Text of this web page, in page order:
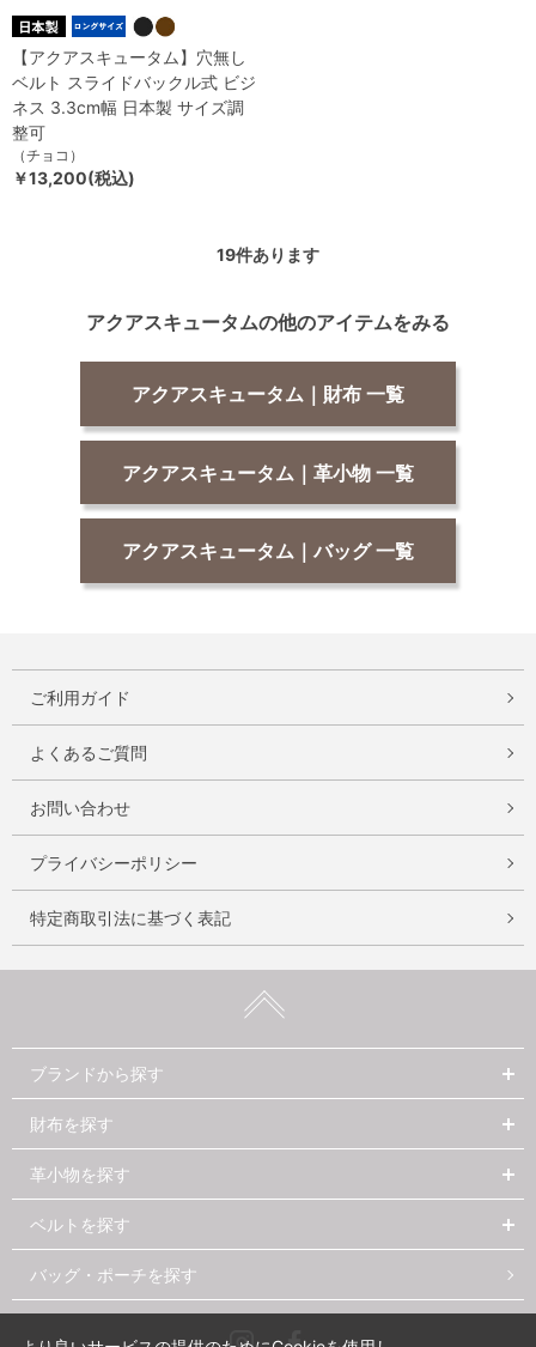
【アクアスキュータム】穴無し
ベルト スライドバックル式 ビジ
ネス 3.3cm幅 日本製 サイズ調
整可
（チョコ）
￥13,200(税込)
19件あります
アクアスキュータムの他のアイテムをみる
アクアスキュータム｜財布 一覧
アクアスキュータム｜革小物 一覧
アクアスキュータム｜バッグ 一覧
ご利用ガイド
よくあるご質問
お問い合わせ
プライバシーポリシー
特定商取引法に基づく表記
ブランドから探す
財布を探す
革小物を探す
ベルトを探す
バッグ・ポーチを探す
InstagramFacebook